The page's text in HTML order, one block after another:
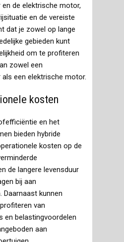
de elektrische motor,
en de vereiste
dat je zowel op lange
gebieden kunt
om te profiteren
zowel een
een elektrische motor.
kosten
en het
bieden hybride
kosten op de
de langere levensduur
bij aan
Daarnaast kunnen
van
en belastingvoordelen
aan